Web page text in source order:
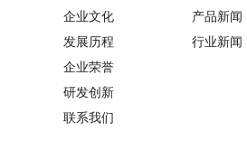
企业文化
发展历程
企业荣誉
研发创新
联系我们
产品新闻
行业新闻